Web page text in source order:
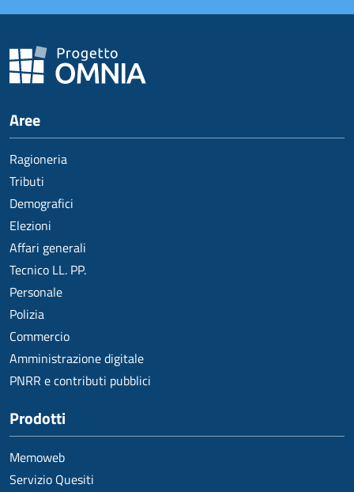
Aree
Ragioneria
Tributi
Demografici
Elezioni
Affari generali
Tecnico LL. PP.
Personale
Polizia
Commercio
Amministrazione digitale
PNRR e contributi pubblici
Prodotti
Memoweb
Servizio Quesiti